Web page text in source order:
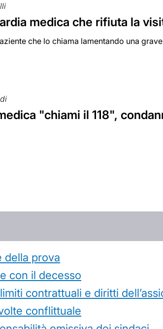
medica che rifiuta la
che lo chiama lamentando una
"chiami il 118",
della prova
con il decesso
contrattuali e diritti
conflittuale